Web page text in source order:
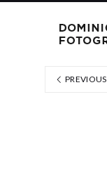
PREVIOUS